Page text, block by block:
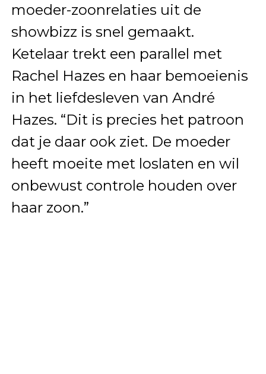
moeder-zoonrelaties uit de
showbizz is snel gemaakt.
Ketelaar trekt een parallel met
Rachel Hazes en haar bemoeienis
in het liefdesleven van André
Hazes. “Dit is precies het patroon
dat je daar ook ziet. De moeder
heeft moeite met loslaten en wil
onbewust controle houden over
haar zoon.”